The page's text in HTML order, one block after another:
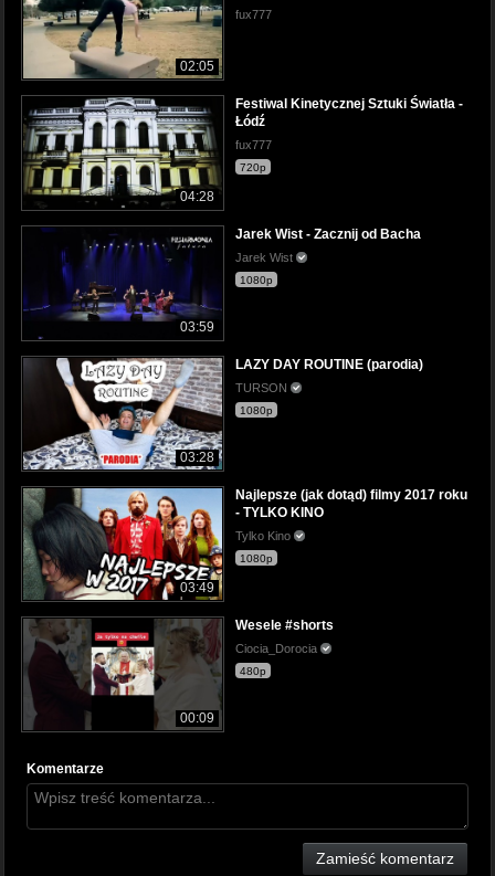
02:05
fux777
04:28
Festiwal Kinetycznej Sztuki Światła -
Łódź
fux777
720p
03:59
Jarek Wist - Zacznij od Bacha
Jarek Wist
1080p
03:28
LAZY DAY ROUTINE (parodia)
TURSON
1080p
03:49
Najlepsze (jak dotąd) filmy 2017 roku
- TYLKO KINO
Tylko Kino
1080p
00:09
Wesele #shorts
Ciocia_Dorocia
480p
Komentarze
Zamieść komentarz